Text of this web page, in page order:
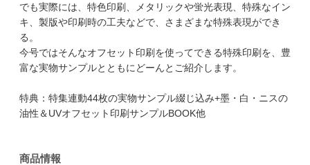
でも実際には、特色印刷、メタリックや蛍光表現、特殊なイン
キ、製版や印刷時の工夫などで、さまざまな特殊表現ができ
る。
今号ではそんなオフセット印刷を使ってできる特殊印刷を、豊
富な実物サンプルとともにどーんとご紹介します。
特典：特集連動44枚の実物サンプル綴じ込み+墨・白・ニスの
油性＆UVオフセット印刷サンプルBOOK他
商品情報